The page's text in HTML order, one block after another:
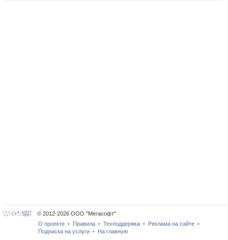
© 2012-2026 ООО "Мегасофт"
О проекте • Правила • Техподдержка • Реклама на сайте •
Подписка на услуги • На главную